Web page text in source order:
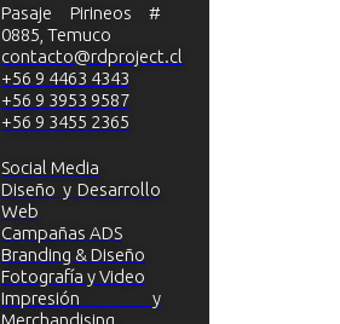
Pasaje Pirineos #
0885, Temuco
contacto@rdproject.cl
+56 9 4463 4343
+56 9 3953 9587
+56 9 3455 2365
Social Media
Diseño y Desarrollo
Web
Campañas ADS
Branding & Diseño
Fotografía y Video
Impresión y
Merchandising